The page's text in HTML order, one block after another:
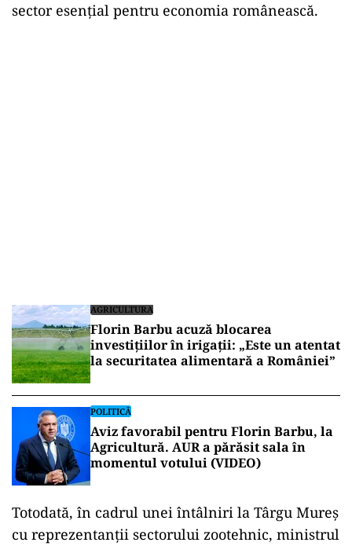
sector esențial pentru economia românească.
AGRICULTURA
Florin Barbu acuză blocarea
investițiilor în irigații: „Este un atentat
la securitatea alimentară a României”
POLITICĂ
Aviz favorabil pentru Florin Barbu, la
Agricultură. AUR a părăsit sala în
momentul votului (VIDEO)
Totodată, în cadrul unei întâlniri la Târgu Mureș
cu reprezentanții sectorului zootehnic, ministrul